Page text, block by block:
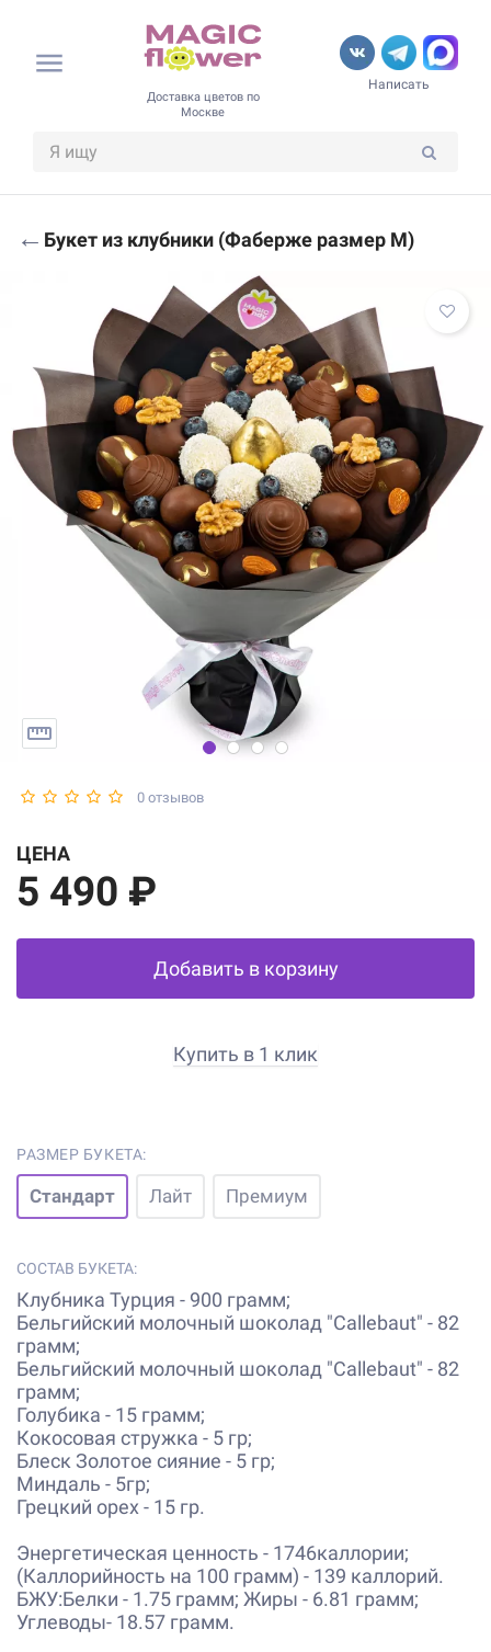
Доставка цветов по
Москве
Написать
← Букет из клубники (Фаберже размер M)
0 отзывов
ЦЕНА
5 490 ₽
Добавить в корзину
Купить в 1 клик
РАЗМЕР БУКЕТА:
Стандарт Лайт Премиум
СОСТАВ БУКЕТА:
Клубника Турция - 900 грамм;
Бельгийский молочный шоколад "Callebaut" - 82
грамм;
Бельгийский молочный шоколад "Callebaut" - 82
грамм;
Голубика - 15 грамм;
Кокосовая стружка - 5 гр;
Блеск Золотое сияние - 5 гр;
Миндаль - 5гр;
Грецкий орех - 15 гр.
Энергетическая ценность - 1746каллории;
(Каллорийность на 100 грамм) - 139 каллорий.
БЖУ:Белки - 1.75 грамм; Жиры - 6.81 грамм;
Углеводы- 18.57 грамм.